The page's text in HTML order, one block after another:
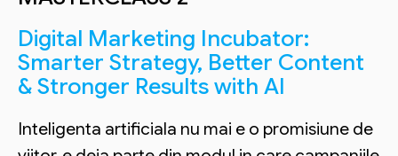
Digital Marketing Incubator:
Smarter Strategy, Better Content
& Stronger Results with AI
Inteligenta artificiala nu mai e o promisiune de